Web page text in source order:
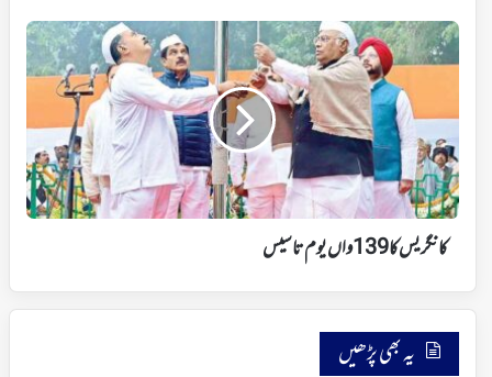
کانگریس
یوم
تاسیس
کانگریس کا 139 واں یوم تاسیس
یہ بھی پڑھیں